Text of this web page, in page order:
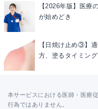
【2026年版】医療
が始めどき
【日焼け止め③】
方、塗るタイミン
本サービスにおける医師・医療
行為ではありません。